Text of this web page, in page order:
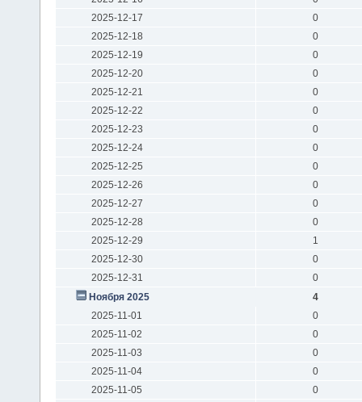
2025-12-17
0
2025-12-18
0
2025-12-19
0
2025-12-20
0
2025-12-21
0
2025-12-22
0
2025-12-23
0
2025-12-24
0
2025-12-25
0
2025-12-26
0
2025-12-27
0
2025-12-28
0
2025-12-29
1
2025-12-30
0
2025-12-31
0
Ноября 2025
4
2025-11-01
0
2025-11-02
0
2025-11-03
0
2025-11-04
0
2025-11-05
0